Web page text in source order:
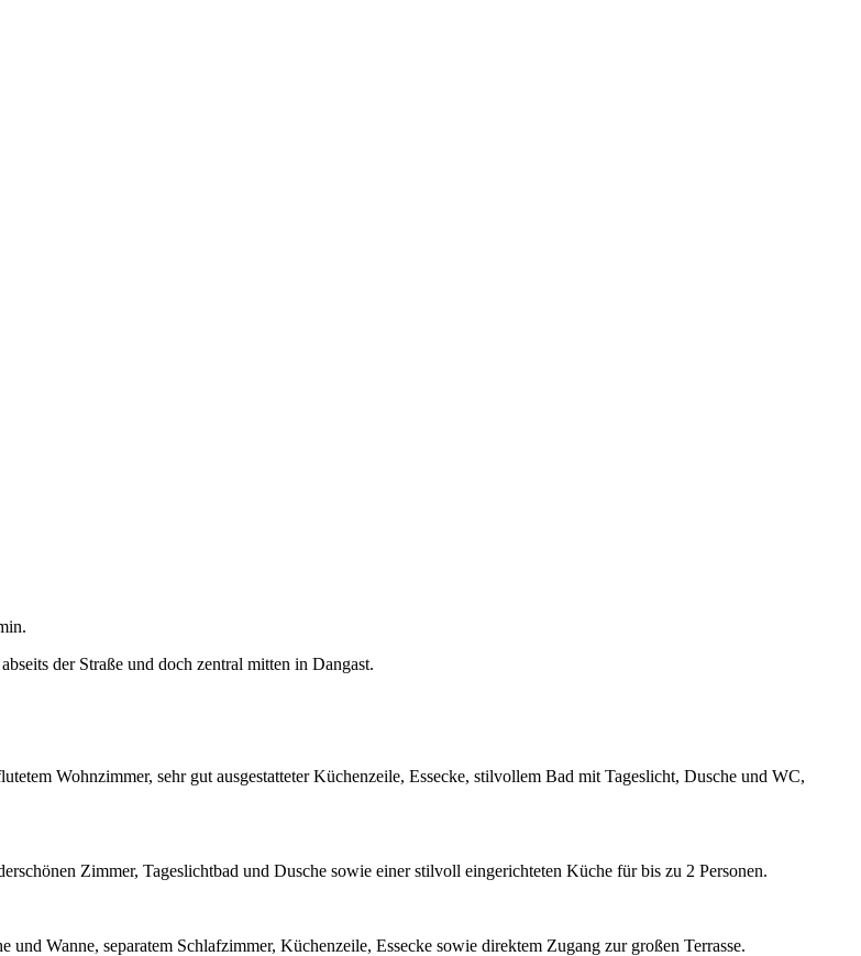
der Straße und doch zentral mitten in Dangast.
Wohnzimmer, sehr gut ausgestatteter Küchenzeile, Essecke, stilvollem Bad mit Tageslicht, Dusche und WC,
Zimmer, Tageslichtbad und Dusche sowie einer stilvoll eingerichteten Küche für bis zu 2 Personen.
Wanne, separatem Schlafzimmer, Küchenzeile, Essecke sowie direktem Zugang zur großen Terrasse.